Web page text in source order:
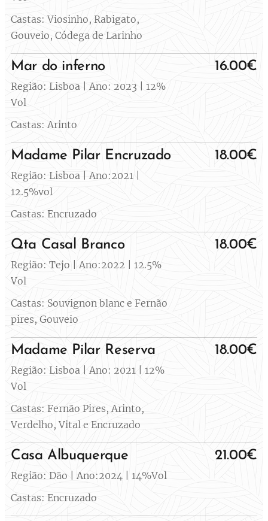
Castas: Viosinho, Rabigato,
Gouveio, Códega de Larinho
Mar do inferno
Região: Lisboa | Ano: 2023 | 12%
Vol
Castas: Arinto
16.00€
Madame Pilar Encruzado
Região: Lisboa | Ano:2021 |
12.5%vol
Castas: Encruzado
18.00€
Qta Casal Branco
Região: Tejo | Ano:2022 | 12.5%
Vol
Castas: Souvignon blanc e Fernão
pires, Gouveio
18.00€
Madame Pilar Reserva
Região: Lisboa | Ano: 2021 | 12%
Vol
Castas: Fernão Pires, Arinto,
Verdelho, Vital e Encruzado
18.00€
Casa Albuquerque
Região: Dão | Ano:2024 | 14%Vol
Castas: Encruzado
21.00€